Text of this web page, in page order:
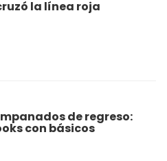
la línea roja
de regreso:
con básicos